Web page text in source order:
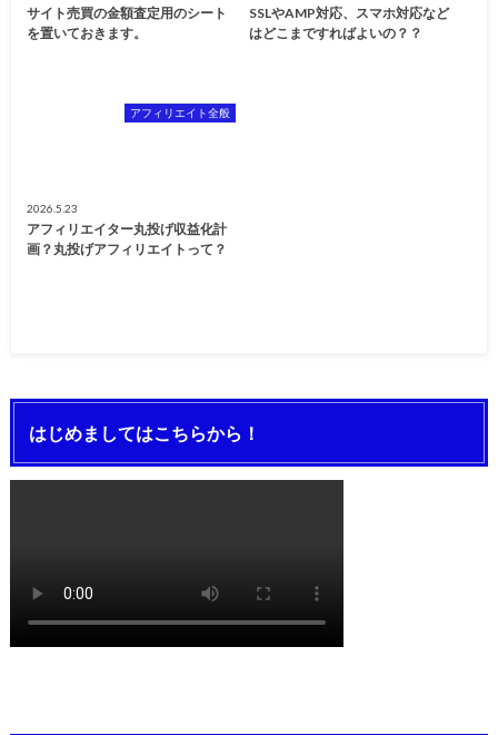
サイト売買の金額査定用のシート
を置いておきます。
SSLやAMP対応、スマホ対応など
はどこまですればよいの？？
アフィリエイト全般
2026.5.23
アフィリエイター丸投げ収益化計
画？丸投げアフィリエイトって？
はじめましてはこちらから！